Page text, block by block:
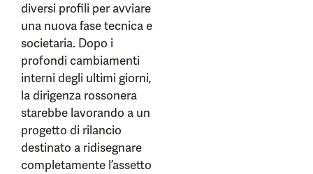
diversi profili per avviare
una nuova fase tecnica e
societaria. Dopo i
profondi cambiamenti
interni degli ultimi giorni,
la dirigenza rossonera
starebbe lavorando a un
progetto di rilancio
destinato a ridisegnare
completamente l’assetto